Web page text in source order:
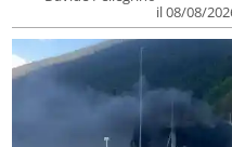
il 08/08/